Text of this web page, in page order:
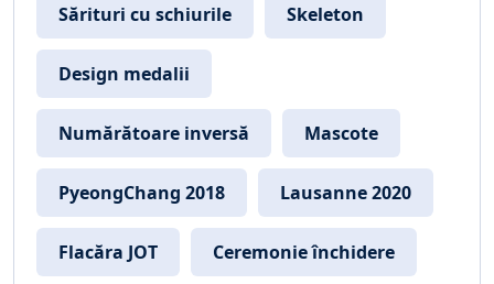
Sărituri cu schiurile Skeleton
Design medalii
Numărătoare inversă Mascote
PyeongChang 2018 Lausanne 2020
Flacăra JOT Ceremonie închidere